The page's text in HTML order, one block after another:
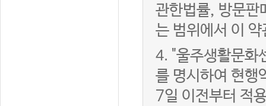
관한법률, 방문판
는 범위에서 이
4. "울주생활문화
를 명시하여 현행
7일 이전부터 적